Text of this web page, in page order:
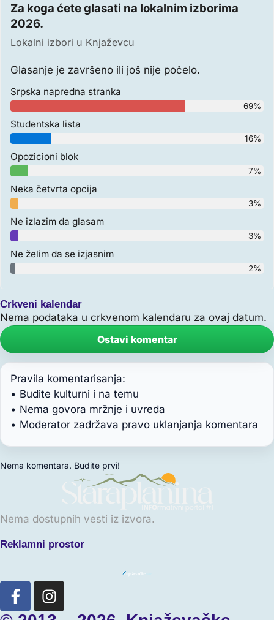
Za koga ćete glasati na lokalnim izborima
2026.
Lokalni izbori u Knjaževcu
Glasanje je završeno ili još nije počelo.
Srpska napredna stranka
69%
Studentska lista
16%
Opozicioni blok
7%
Neka četvrta opcija
3%
Ne izlazim da glasam
3%
Ne želim da se izjasnim
2%
Crkveni kalendar
Nema podataka u crkvenom kalendaru za ovaj datum.
Ostavi komentar
Pravila komentarisanja:
• Budite kulturni i na temu
• Nema govora mržnje i uvreda
• Moderator zadržava pravo uklanjanja komentara
Nema komentara. Budite prvi!
Nema dostupnih vesti iz izvora.
Reklamni prostor